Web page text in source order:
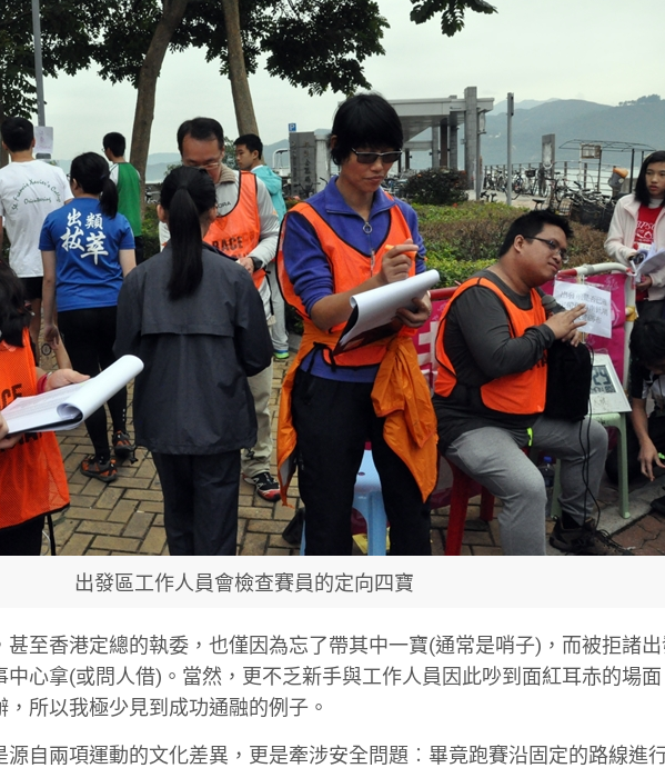
出發區工作人員會檢查賽員的定向四寶
至香港定總的執委，也僅因為忘了帶其中一寶(通常是哨子)，而被拒諸出
心拿(或問人借)。當然，更不乏新手與工作人員因此吵到面紅耳赤的場
所以我極少見到成功通融的例子。
自兩項運動的文化差異，更是牽涉安全問題︰畢竟跑賽沿固定的路線進